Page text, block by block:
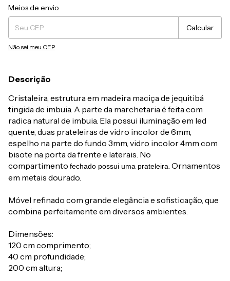
Entregas para o CEP:
Meios de envio
Calcular
Não sei meu CEP
Descrição
Cristaleira, estrutura em madeira maciça de jequitibá
tingida de imbuia. A parte da marchetaria é feita com
radica natural de imbuia. Ela possui iluminação em led
quente, duas prateleiras de vidro incolor de 6mm,
espelho na parte do fundo 3mm, vidro incolor 4mm com
bisote na porta da frente e laterais. No
compartimento fechado possui uma prateleira. Ornamentos
em metais dourado.
Móvel refinado com grande elegância e sofisticação, que
combina perfeitamente em diversos ambientes.
Dimensões:
120 cm comprimento;
40 cm profundidade;
200 cm altura;